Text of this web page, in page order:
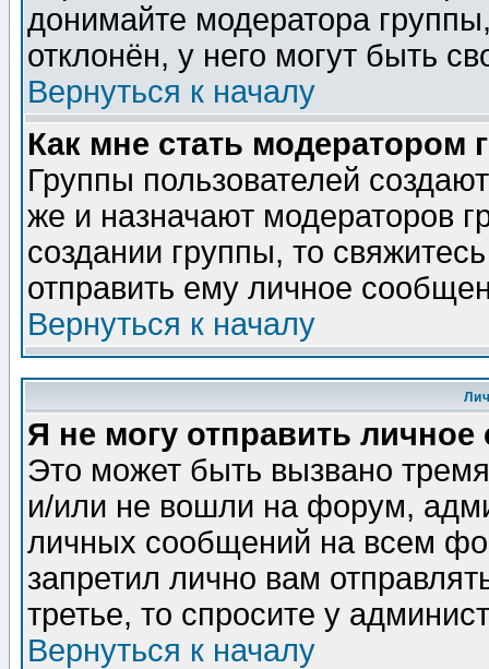
донимайте модератора
отклонён, у него могут быть
Вернуться к началу
Как мне стать модератором
Группы пользователей
же и назначают модераторов
создании группы, то
отправить ему личное
Вернуться к началу
Я не могу отправить
Это может быть вызвано
и/или не вошли на форум,
личных сообщений на всем
запретил лично вам
третье, то спросите у
Вернуться к началу